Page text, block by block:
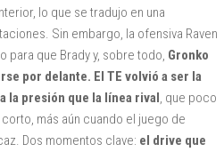
lo que se tradujo en una
Sin embargo, la ofensiva Raven
para que Brady y, sobre todo, Gronko
por delante. El TE volvió a ser la
la presión que la línea rival, que poco
más aún cuando el juego de
Dos momentos clave: el drive que